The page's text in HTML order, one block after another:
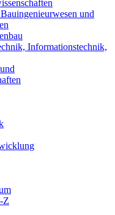
und
Informationstechnik,
Z